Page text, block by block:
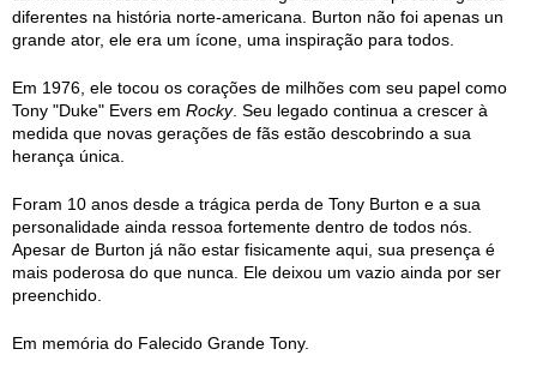
diferentes na história norte-americana. Burton não foi apenas un
grande ator, ele era um ícone, uma inspiração para todos.
Em 1976, ele tocou os corações de milhões com seu papel como
Tony "Duke" Evers em Rocky. Seu legado continua a crescer à
medida que novas gerações de fãs estão descobrindo a sua
herança única.
Foram 10 anos desde a trágica perda de Tony Burton e a sua
personalidade ainda ressoa fortemente dentro de todos nós.
Apesar de Burton já não estar fisicamente aqui, sua presença é
mais poderosa do que nunca. Ele deixou um vazio ainda por ser
preenchido.
Em memória do Falecido Grande Tony.